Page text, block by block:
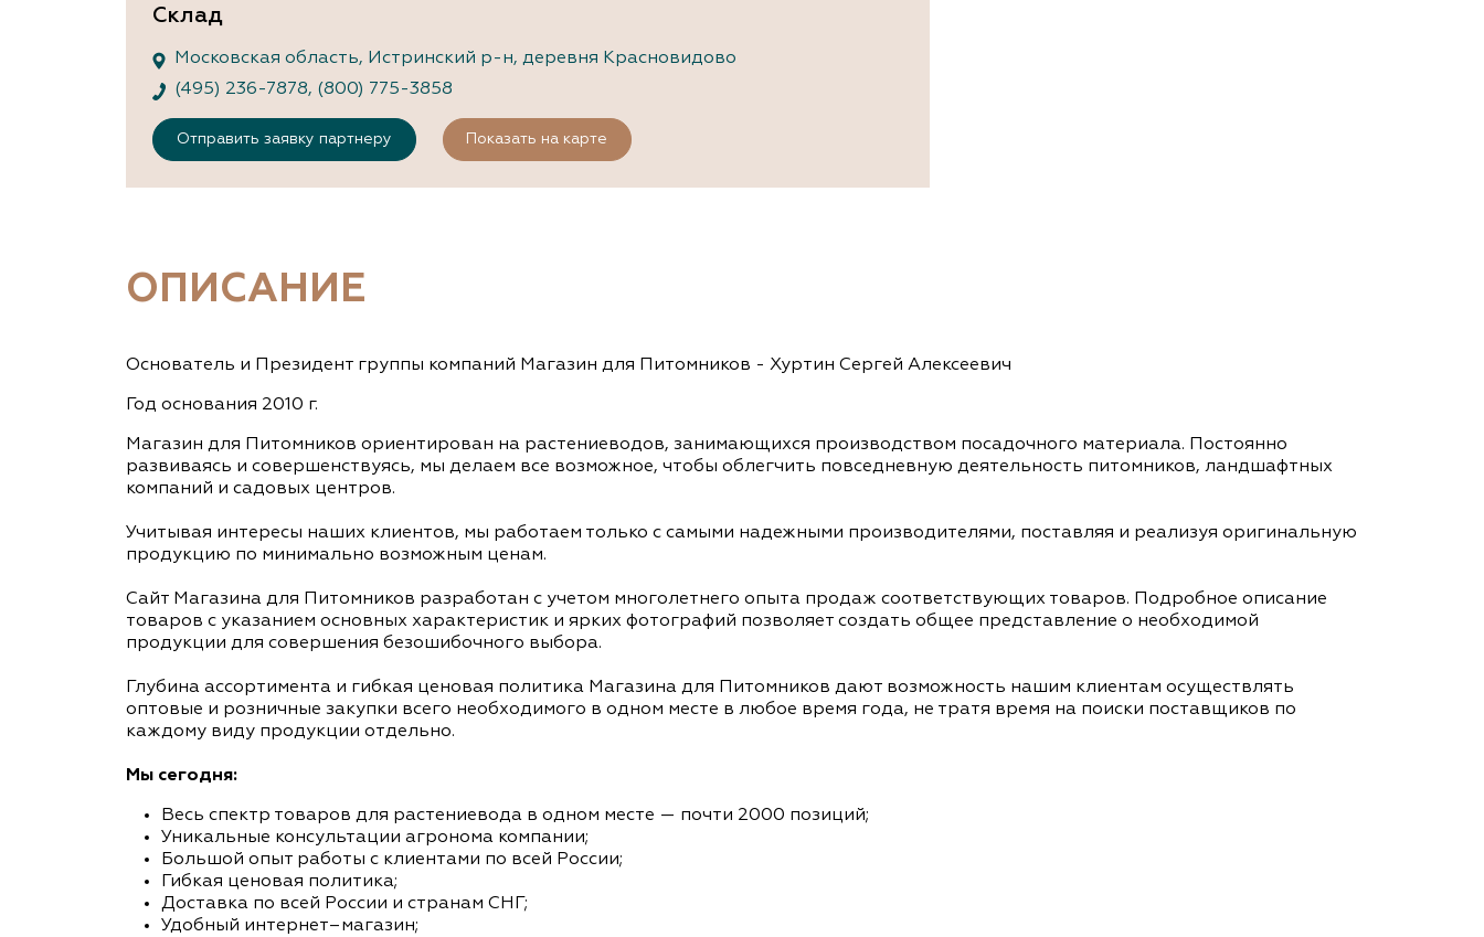
Склад
Московская область, Истринский р-н, деревня Красновидово
(495) 236-7878, (800) 775-3858
Отправить заявку партнеру Показать на карте
ОПИСАНИЕ
Основатель и Президент группы компаний Магазин для Питомников - Хуртин Сергей Алексеевич
Год основания 2010 г.
Магазин для Питомников ориентирован на растениеводов, занимающихся производством посадочного материала. Постоянно
развиваясь и совершенствуясь, мы делаем все возможное, чтобы облегчить повседневную деятельность питомников, ландшафтных
компаний и садовых центров.
Учитывая интересы наших клиентов, мы работаем только с самыми надежными производителями, поставляя и реализуя оригинальную
продукцию по минимально возможным ценам.
Сайт Магазина для Питомников разработан с учетом многолетнего опыта продаж соответствующих товаров. Подробное описание
товаров с указанием основных характеристик и ярких фотографий позволяет создать общее представление о необходимой
продукции для совершения безошибочного выбора.
Глубина ассортимента и гибкая ценовая политика Магазина для Питомников дают возможность нашим клиентам осуществлять
оптовые и розничные закупки всего необходимого в одном месте в любое время года, не тратя время на поиски поставщиков по
каждому виду продукции отдельно.
Мы сегодня:
Весь спектр товаров для растениевода в одном месте — почти 2000 позиций;
Уникальные консультации агронома компании;
Большой опыт работы с клиентами по всей России;
Гибкая ценовая политика;
Доставка по всей России и странам СНГ;
Удобный интернет–магазин;